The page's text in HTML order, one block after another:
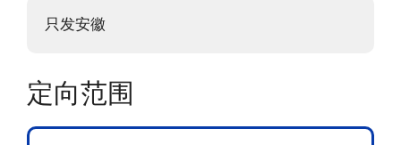
只发安徽
定向范围